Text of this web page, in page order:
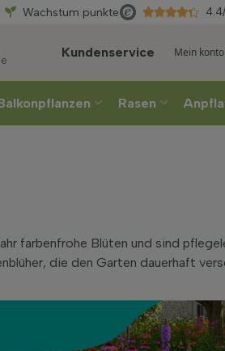
Wachstum punkte
Kundenservice Mein konto
Rasen
farbenfrohe Blüten und sind
die den Garten dauerhaft